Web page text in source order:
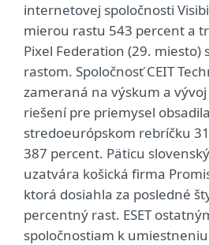
internetovej spoločnosti
mierou rastu 543 percent a
Pixel Federation (29. miesto)
rastom. Spoločnosť CEIT
zameraná na výskum a
riešení pre priemysel
stredoeurópskom rebríčku
387 percent. Päticu
uzatvára košická firma
ktorá dosiahla za posledné
percentný rast. ESET
spoločnostiam k